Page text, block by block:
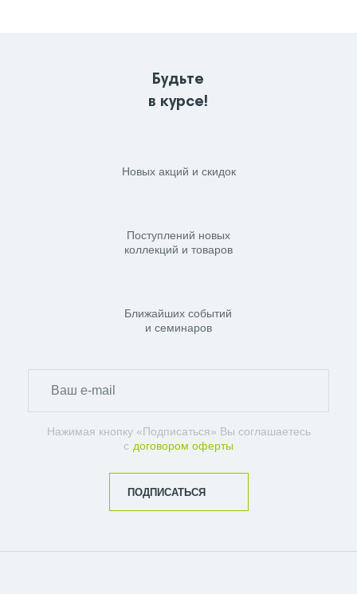
Будьте
в курсе!
Новых акций и скидок
Поступлений новых
коллекций и товаров
Ближайших событий
и семинаров
Нажимая кнопку «Подписаться» Вы соглашаетесь
с договором оферты
ПОДПИСАТЬСЯ